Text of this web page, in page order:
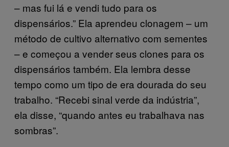
– mas fui lá e vendi tudo para os
dispensários.” Ela aprendeu clonagem – um
método de cultivo alternativo com sementes
– e começou a vender seus clones para os
dispensários também. Ela lembra desse
tempo como um tipo de era dourada do seu
trabalho. “Recebi sinal verde da indústria”,
ela disse, “quando antes eu trabalhava nas
sombras”.